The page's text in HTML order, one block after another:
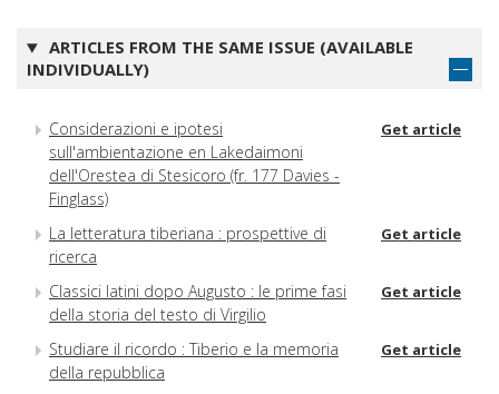
ARTICLES FROM THE SAME ISSUE (AVAILABLE
INDIVIDUALLY)
Considerazioni e ipotesi
sull'ambientazione en Lakedaimoni
dell'Orestea di Stesicoro (fr. 177 Davies -
Finglass)
Get article
La letteratura tiberiana : prospettive di
ricerca
Get article
Classici latini dopo Augusto : le prime fasi
della storia del testo di Virgilio
Get article
Studiare il ricordo : Tiberio e la memoria
della repubblica
Get article